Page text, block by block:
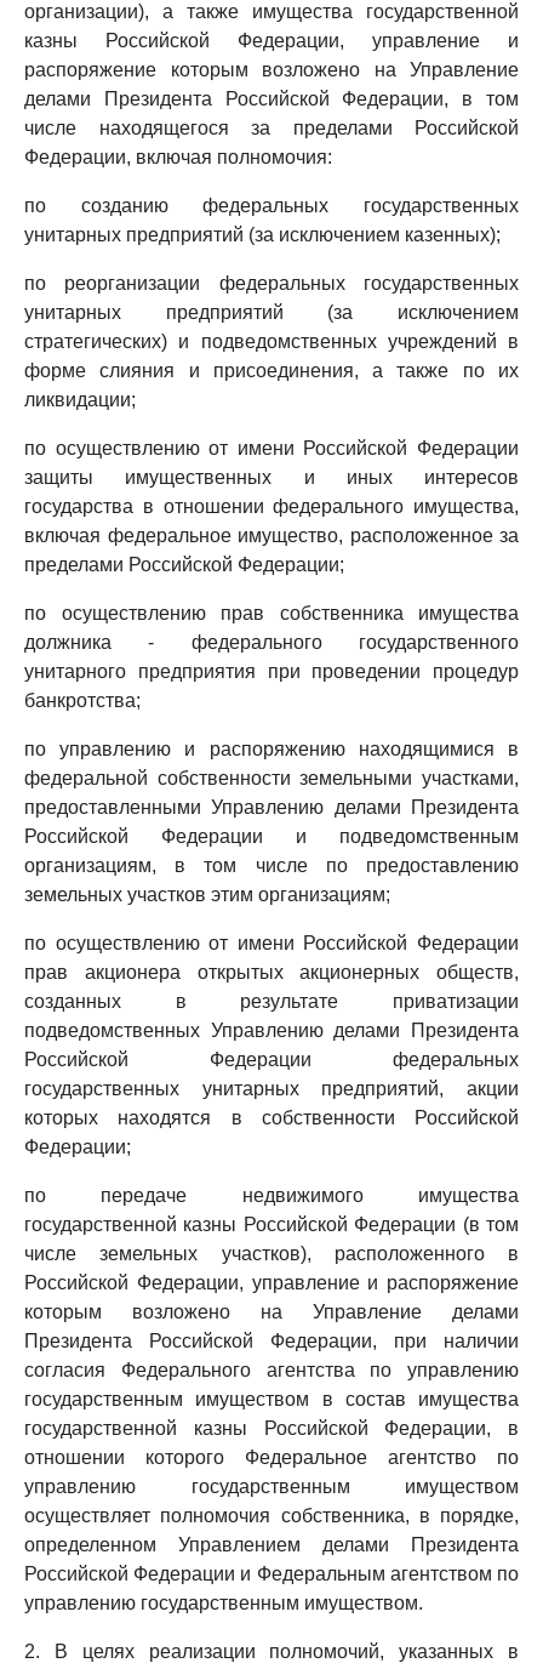
организации), а также имущества государственной
казны Российской Федерации, управление и
распоряжение которым возложено на Управление
делами Президента Российской Федерации, в том
числе находящегося за пределами Российской
Федерации, включая полномочия:
по созданию федеральных государственных
унитарных предприятий (за исключением казенных);
по реорганизации федеральных государственных
унитарных предприятий (за исключением
стратегических) и подведомственных учреждений в
форме слияния и присоединения, а также по их
ликвидации;
по осуществлению от имени Российской Федерации
защиты имущественных и иных интересов
государства в отношении федерального имущества,
включая федеральное имущество, расположенное за
пределами Российской Федерации;
по осуществлению прав собственника имущества
должника - федерального государственного
унитарного предприятия при проведении процедур
банкротства;
по управлению и распоряжению находящимися в
федеральной собственности земельными участками,
предоставленными Управлению делами Президента
Российской Федерации и подведомственным
организациям, в том числе по предоставлению
земельных участков этим организациям;
по осуществлению от имени Российской Федерации
прав акционера открытых акционерных обществ,
созданных в результате приватизации
подведомственных Управлению делами Президента
Российской Федерации федеральных
государственных унитарных предприятий, акции
которых находятся в собственности Российской
Федерации;
по передаче недвижимого имущества
государственной казны Российской Федерации (в том
числе земельных участков), расположенного в
Российской Федерации, управление и распоряжение
которым возложено на Управление делами
Президента Российской Федерации, при наличии
согласия Федерального агентства по управлению
государственным имуществом в состав имущества
государственной казны Российской Федерации, в
отношении которого Федеральное агентство по
управлению государственным имуществом
осуществляет полномочия собственника, в порядке,
определенном Управлением делами Президента
Российской Федерации и Федеральным агентством по
управлению государственным имуществом.
2. В целях реализации полномочий, указанных в